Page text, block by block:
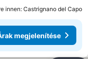
innen: Castrignano del Capo
megjelenítése